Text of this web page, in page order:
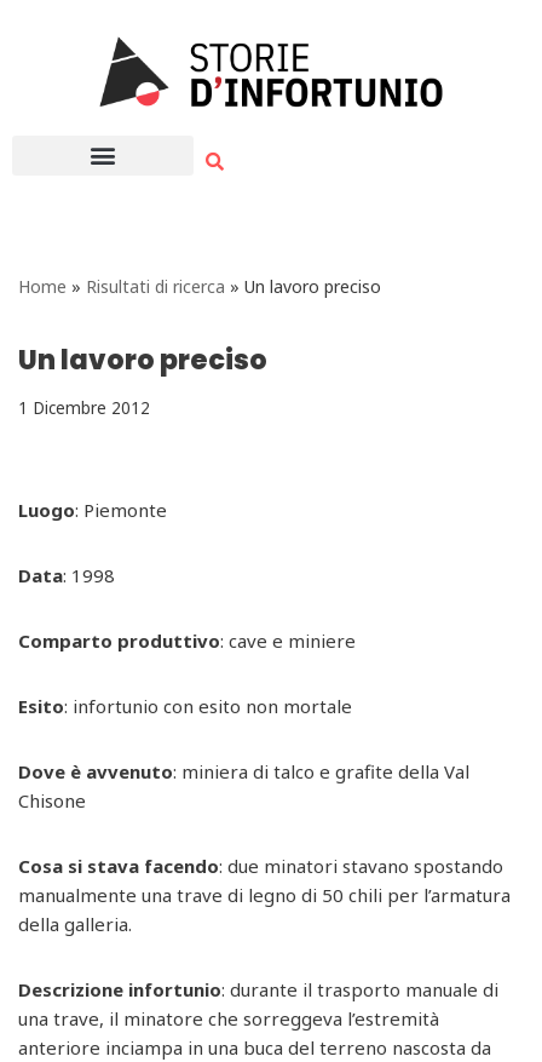
Home » Risultati di ricerca » Un lavoro preciso
Un lavoro preciso
1 Dicembre 2012
Luogo: Piemonte
Data: 1998
Comparto produttivo: cave e miniere
Esito: infortunio con esito non mortale
Dove è avvenuto: miniera di talco e grafite della Val
Chisone
Cosa si stava facendo: due minatori stavano spostando
manualmente una trave di legno di 50 chili per l’armatura
della galleria.
Descrizione infortunio: durante il trasporto manuale di
una trave, il minatore che sorreggeva l’estremità
anteriore inciampa in una buca del terreno nascosta da